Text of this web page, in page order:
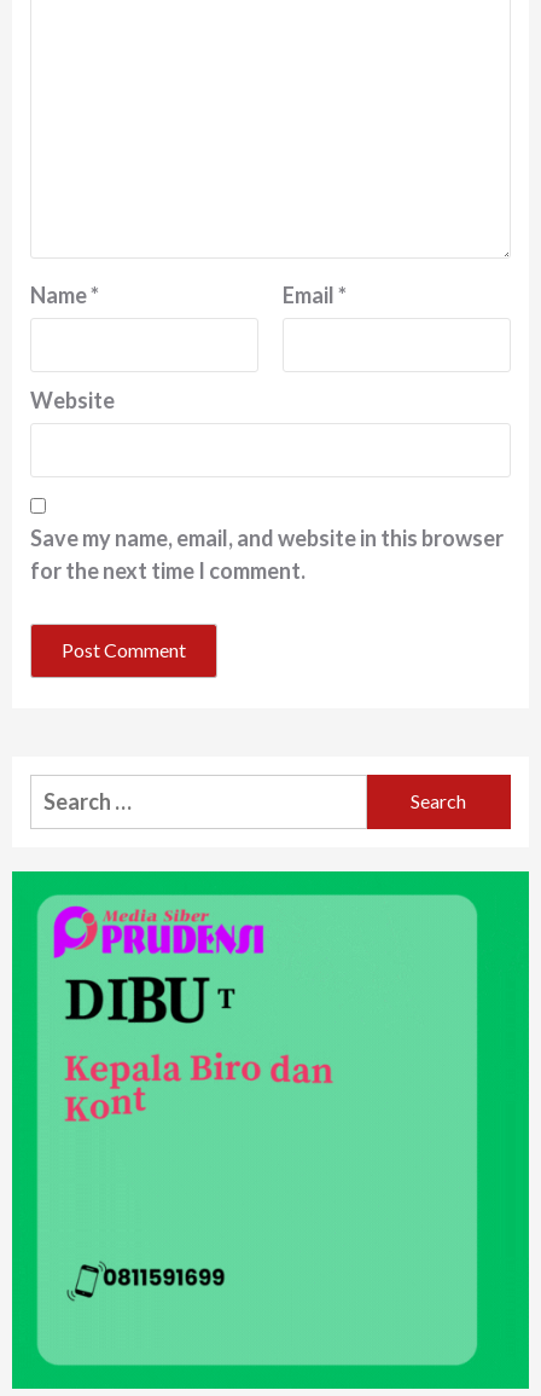
Name* Email*
Website
Save my name, email, and website in this browser
for the next time I comment.